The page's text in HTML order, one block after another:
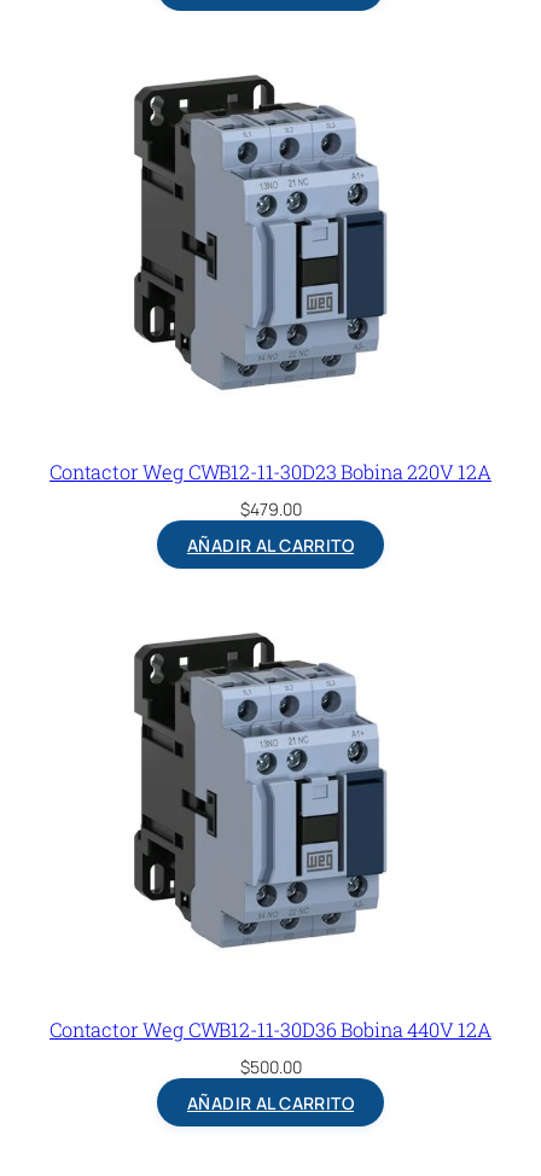
Contactor Weg CWB12-11-30D23 Bobina 220V 12A
$479.00
AÑADIR AL CARRITO
Contactor Weg CWB12-11-30D36 Bobina 440V 12A
$500.00
AÑADIR AL CARRITO